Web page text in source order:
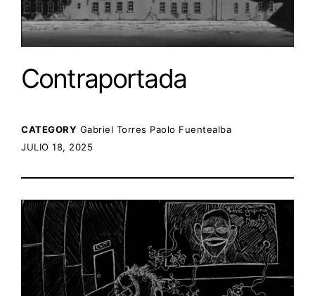
Contraportada
CATEGORY Gabriel Torres Paolo Fuentealba
POSTED ON:
JULIO 18, 2025